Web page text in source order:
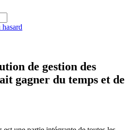
de gestion des
gagner du temps et de